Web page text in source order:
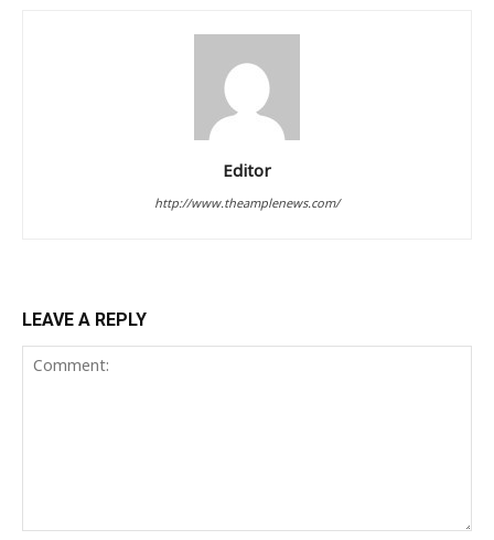
Editor
http://www.theamplenews.com/
LEAVE A REPLY